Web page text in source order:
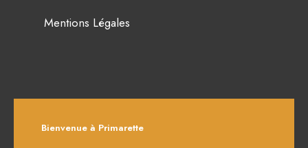
Mentions Légales
Bienvenue à Primarette